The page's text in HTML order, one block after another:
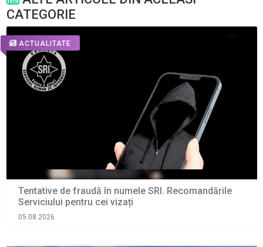
CATEGORIE
ACTUALITATE
Tentative de fraudă în numele SRI. Recomandările
Serviciului pentru cei vizați
05.08.2026